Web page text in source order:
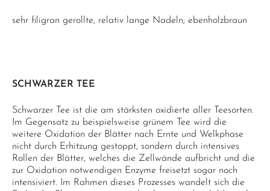
sehr filigran gerollte, relativ lange Nadeln; ebenholzbraun
SCHWARZER TEE
Schwarzer Tee ist die am stärksten oxidierte aller Teesorten.
Im Gegensatz zu beispielsweise grünem Tee wird die
weitere Oxidation der Blätter nach Ernte und Welkphase
nicht durch Erhitzung gestoppt, sondern durch intensives
Rollen der Blätter, welches die Zellwände aufbricht und die
zur Oxidation notwendigen Enzyme freisetzt sogar noch
intensiviert. Im Rahmen dieses Prozesses wandelt sich die